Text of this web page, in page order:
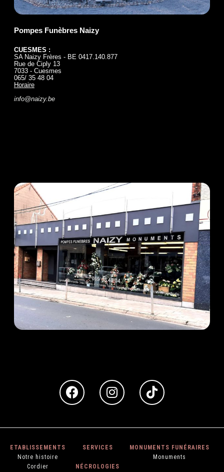
Pompes Funèbres Naizy
CUESMES :
SA Naizy Frères - BE 0417.140.877
Rue de Ciply 13
7033 - Cuesmes
065/ 35 48 04
Horaire
info@naizy.be
ETABLISSEMENTS
Notre histoire
Cordier
SERVICES
NÉCROLOGIES
MONUMENTS FUNÉRAIRES
Monuments